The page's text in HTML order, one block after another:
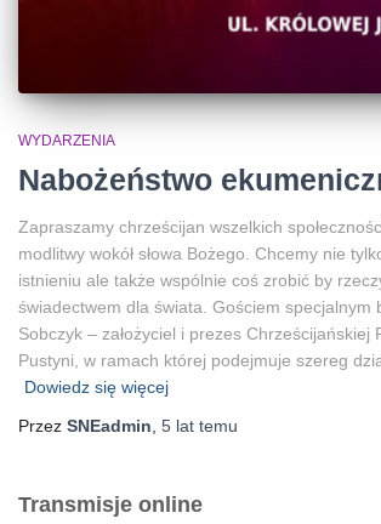
WYDARZENIA
Nabożeństwo
Zapraszamy chrześcijan wszelkich
modlitwy wokół słowa Bożego. Chcemy nie
istnieniu ale także wspólnie coś zrobić by
świadectwem dla świata. Gościem specjalnym
Sobczyk – założyciel i prezes Chrześcijańskiej
Pustyni, w ramach której podejmuje szereg
Dowiedz się więcej
Przez SNEadmin 5 lat temu
Transmisje online